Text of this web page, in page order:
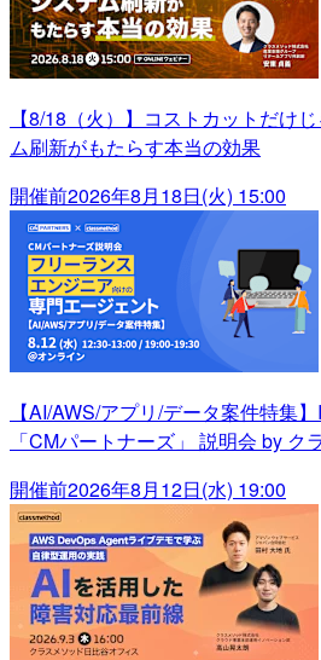
【8/18（火）】コストカットだけ
ム刷新がもたらす本当の効果
開催前2026年8月18日(火) 15:00
【AI/AWS/アプリ/データ案件特集
「CMパートナーズ」 説明会 by ク
開催前2026年8月12日(水) 19:00